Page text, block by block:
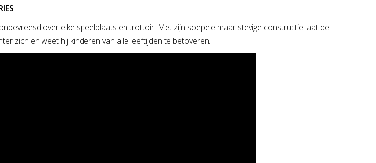
over elke speelplaats en trottoir. Met zijn soepele maar stevige constructie laat de
zich en weet hij kinderen van alle leeftijden te betoveren.